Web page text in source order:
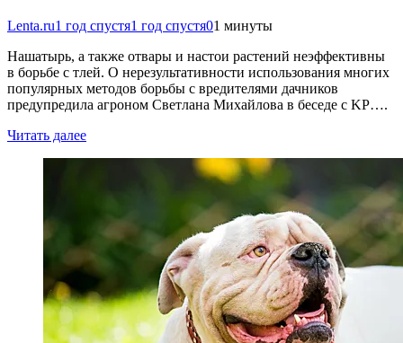
Lenta.ru1 год спустя1 год спустя01 минуты
Нашатырь, а также отвары и настои растений неэффективны
в борьбе с тлей. О нерезультативности использования многих
популярных методов борьбы с вредителями дачников
предупредила агроном Светлана Михайлова в беседе с KP….
Читать далее